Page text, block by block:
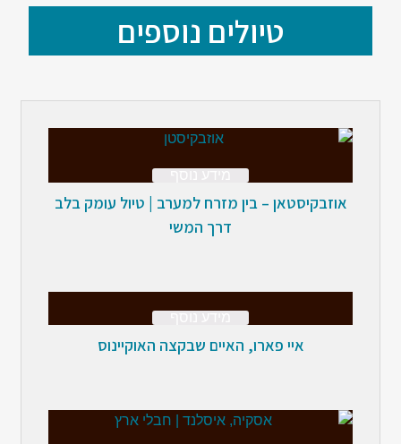
טיולים נוספים
אוזבקיסטאן – בין מזרח למערב | טיול עומק בלב
דרך המשי
איי פארו, האיים שבקצה האוקיינוס